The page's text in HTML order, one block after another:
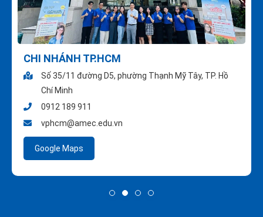
CHI NHÁNH TP.HCM
Số 35/11 đường D5, phường Thạnh Mỹ Tây, TP. Hồ
Chí Minh
0912 189 911
vphcm@amec.edu.vn
Google Maps